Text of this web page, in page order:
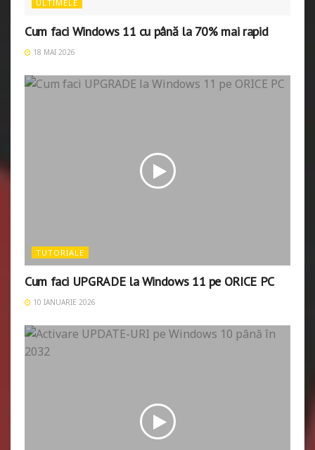
ULTIMELE
Cum faci Windows 11 cu până la 70% mai rapid
18 MAI 2026
TUTORIALE
Cum faci UPGRADE la Windows 11 pe ORICE PC
10 IANUARIE 2026